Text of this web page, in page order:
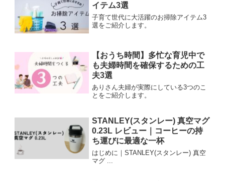
イテム3選
子育て世代に大活躍のお掃除アイテム3
選をご紹介します。
【おうち時間】多忙な育児中で
も夫婦時間を確保するための工
夫3選
ありさん夫婦が実際にしている3つのこ
とをご紹介します。
STANLEY(スタンレー) 真空マグ
0.23L レビュー｜コーヒーの持
ち運びに最適な一杯
はじめに｜STANLEY(スタンレー) 真空
マグ ...